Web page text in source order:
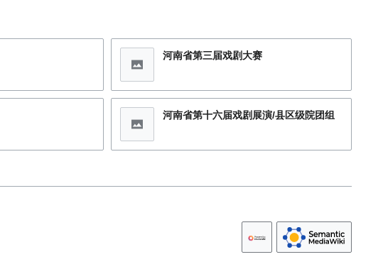
河南省第三届戏剧大赛
河南省第十六届戏剧展演/县区级院团组